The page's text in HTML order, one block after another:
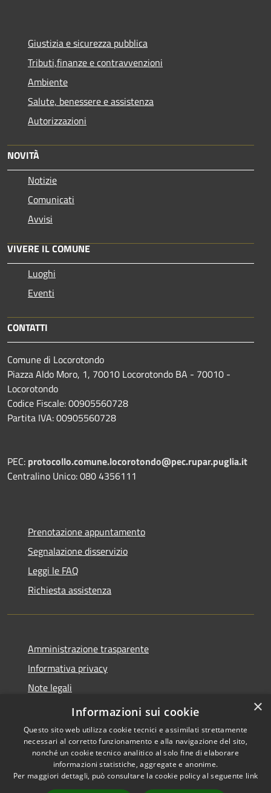
Giustizia e sicurezza pubblica
Tributi,finanze e contravvenzioni
Ambiente
Salute, benessere e assistenza
Autorizzazioni
NOVITÀ
Notizie
Comunicati
Avvisi
VIVERE IL COMUNE
Luoghi
Eventi
CONTATTI
Comune di Locorotondo
Piazza Aldo Moro, 1, 70010 Locorotondo BA - 70010 -
Locorotondo
Codice Fiscale: 00905560728
Partita IVA: 00905560728
PEC: protocollo.comune.locorotondo@pec.rupar.puglia.it
Centralino Unico: 080 4356111
Prenotazione appuntamento
Segnalazione disservizio
Leggi le FAQ
Richiesta assistenza
Amministrazione trasparente
Informativa privacy
Note legali
Dichiarazione di accessibilità
Accessibilità
Copyright © 2026 • Comune di
Locorotondo • Powered by
×
Informazioni sui cookie
Questo sito web utilizza cookie tecnici e assimilati strettamente
necessari al corretto funzionamento e alla navigazione del sito,
nonché un cookie tecnico analitico al solo fine di elaborare
informazioni statistiche, aggregate e anonime.
Per maggiori dettagli, può consultare la cookie policy al seguente link